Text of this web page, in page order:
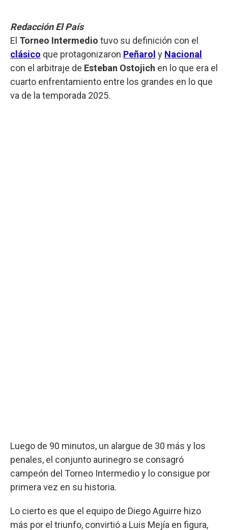
Redacción El País
El Torneo Intermedio tuvo su definición con el
clásico que protagonizaron Peñarol y Nacional
con el arbitraje de Esteban Ostojich en lo que era el
cuarto enfrentamiento entre los grandes en lo que
va de la temporada 2025.
Luego de 90 minutos, un alargue de 30 más y los
penales, el conjunto aurinegro se consagró
campeón del Torneo Intermedio y lo consigue por
primera vez en su historia.
Lo cierto es que el equipo de Diego Aguirre hizo
más por el triunfo, convirtió a Luis Mejía en figura,